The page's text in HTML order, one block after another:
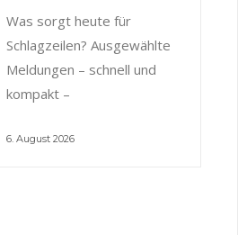
Was sorgt heute für
Schlagzeilen? Ausgewählte
Meldungen – schnell und
kompakt –
6. August 2026